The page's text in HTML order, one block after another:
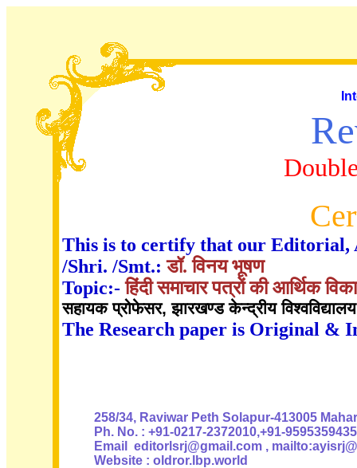
This is to certify that our Editorial,
/Shri. /Smt.:डॉ. विनय भूषण
Topic:-हिंदी समाचार पत्रों की आर्थिक
सहायक प्रोफेसर, झारखण्ड केन्द्रीय
The Research paper is Original &
258/34, Raviwar Peth Solapur-413005
Ph. No. : +91-0217-2372010,+91-9595359435
Email editorlsrj@gmail.com ,
Website : oldror.lbp.world